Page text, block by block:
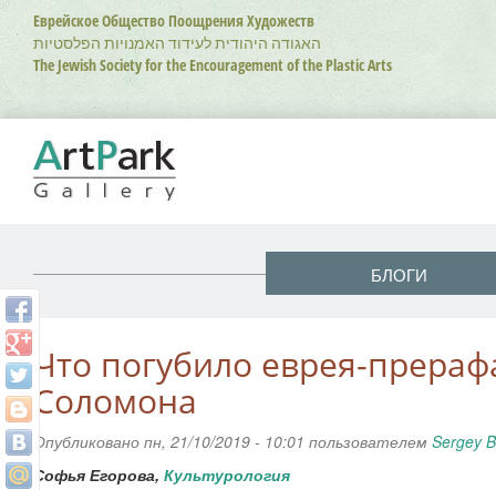
Перейти
основному
содержанию
Еврейское Общество Поощрения Художеств
האגודה היהודית לעידוד האמנויות הפלסטיות
The Jewish Society for the Encouragement of the Plastic Arts
БЛОГИ
Что погубило еврея-
Соломона
Опубликовано пн, 21/10/2019 - 10:01 пользователем Sergey
Софья Егорова, Культурология